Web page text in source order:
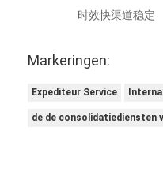
时效快渠道稳定
Markeringen:
Expediteur Service
de de consolidatiediensten